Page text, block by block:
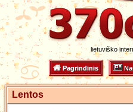
lietuviško
Pagrindinis
Lentos